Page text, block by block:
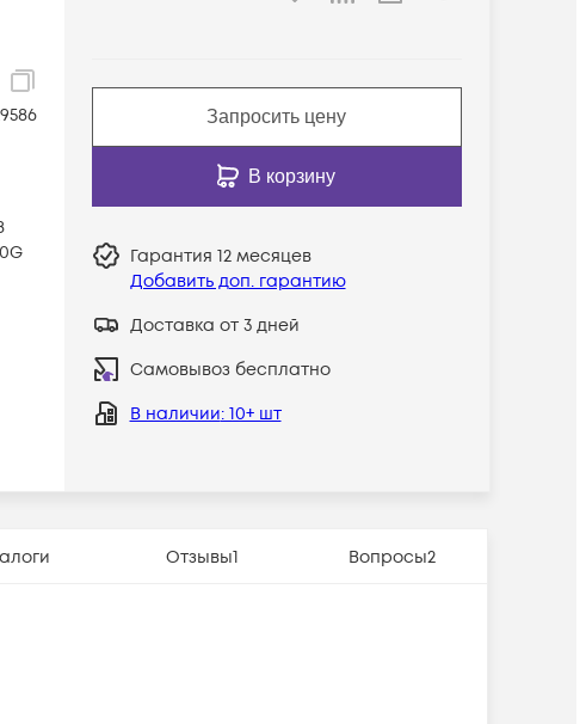
Запросить цену
В корзину
Гарантия 12 месяцев
Добавить доп. гарантию
Доставка от 3 дней
Самовывоз бесплатно
В наличии: 10+ шт
Отзывы1 Вопросы2